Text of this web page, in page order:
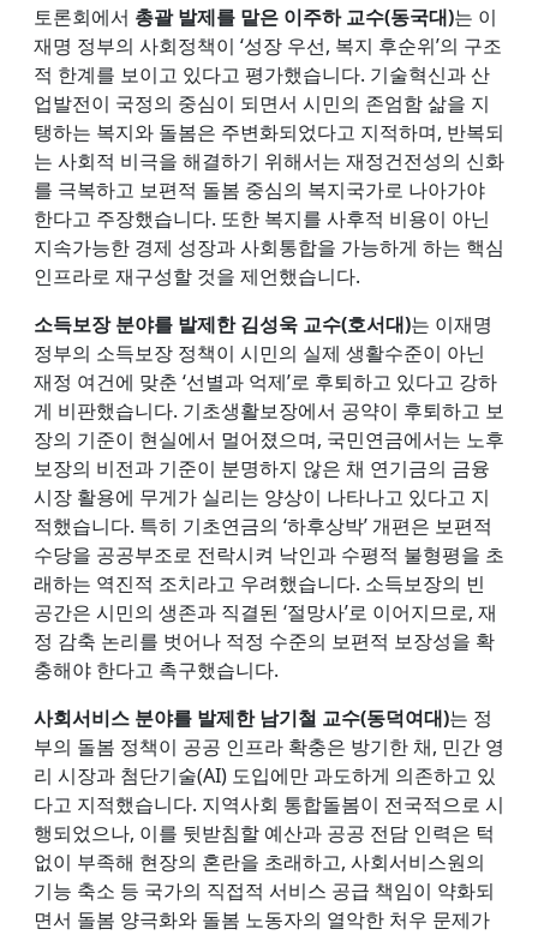
토론회에서 총괄 발제를 맡은 이주하 교수(동국대)는 이
재명 정부의 사회정책이 ‘성장 우선, 복지 후순위’의 구조
적 한계를 보이고 있다고 평가했습니다. 기술혁신과 산
업발전이 국정의 중심이 되면서 시민의 존엄함 삶을 지
탱하는 복지와 돌봄은 주변화되었다고 지적하며, 반복되
는 사회적 비극을 해결하기 위해서는 재정건전성의 신화
를 극복하고 보편적 돌봄 중심의 복지국가로 나아가야
한다고 주장했습니다. 또한 복지를 사후적 비용이 아닌
지속가능한 경제 성장과 사회통합을 가능하게 하는 핵심
인프라로 재구성할 것을 제언했습니다.
소득보장 분야를 발제한 김성욱 교수(호서대)는 이재명
정부의 소득보장 정책이 시민의 실제 생활수준이 아닌
재정 여건에 맞춘 ‘선별과 억제’로 후퇴하고 있다고 강하
게 비판했습니다. 기초생활보장에서 공약이 후퇴하고 보
장의 기준이 현실에서 멀어졌으며, 국민연금에서는 노후
보장의 비전과 기준이 분명하지 않은 채 연기금의 금융
시장 활용에 무게가 실리는 양상이 나타나고 있다고 지
적했습니다. 특히 기초연금의 ‘하후상박’ 개편은 보편적
수당을 공공부조로 전락시켜 낙인과 수평적 불형평을 초
래하는 역진적 조치라고 우려했습니다. 소득보장의 빈
공간은 시민의 생존과 직결된 ‘절망사’로 이어지므로, 재
정 감축 논리를 벗어나 적정 수준의 보편적 보장성을 확
충해야 한다고 촉구했습니다.
사회서비스 분야를 발제한 남기철 교수(동덕여대)는 정
부의 돌봄 정책이 공공 인프라 확충은 방기한 채, 민간 영
리 시장과 첨단기술(AI) 도입에만 과도하게 의존하고 있
다고 지적했습니다. 지역사회 통합돌봄이 전국적으로 시
행되었으나, 이를 뒷받침할 예산과 공공 전담 인력은 턱
없이 부족해 현장의 혼란을 초래하고, 사회서비스원의
기능 축소 등 국가의 직접적 서비스 공급 책임이 약화되
면서 돌봄 양극화와 돌봄 노동자의 열악한 처우 문제가